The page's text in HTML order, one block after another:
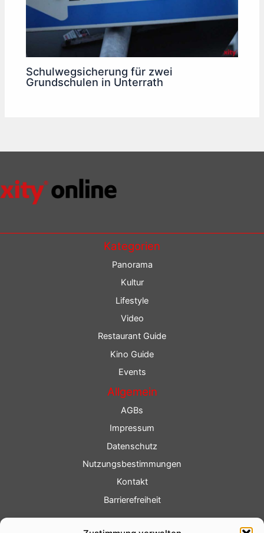
Schulwegsicherung für zwei
Grundschulen in Unterrath
Kategorien
Panorama
Kultur
Lifestyle
Video
Restaurant Guide
Kino Guide
Events
Allgemein
AGBs
Impressum
Datenschutz
Nutzungsbestimmungen
Kontakt
Barrierefreiheit